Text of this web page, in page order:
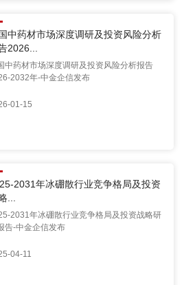
中药材市场深度调研及投资风险分析
2026...
中药材市场深度调研及投资风险分析报告
2032年-中金企信发布
01-15
2031年冰硼散行业竞争格局及投资
...
2031年冰硼散行业竞争格局及投资战略研
告-中金企信发布
04-11